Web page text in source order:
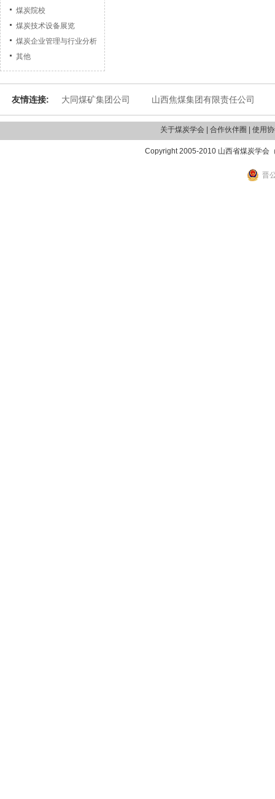
煤炭院校
煤炭技术设备展览
煤炭企业管理与行业分析
其他
友情连接: 大同煤矿集团公司 山西焦煤集团有限责任公司
关于煤炭学会 | 合作伙伴圈 | 使用
Copyright 2005-2010 山西省煤炭学会
晋